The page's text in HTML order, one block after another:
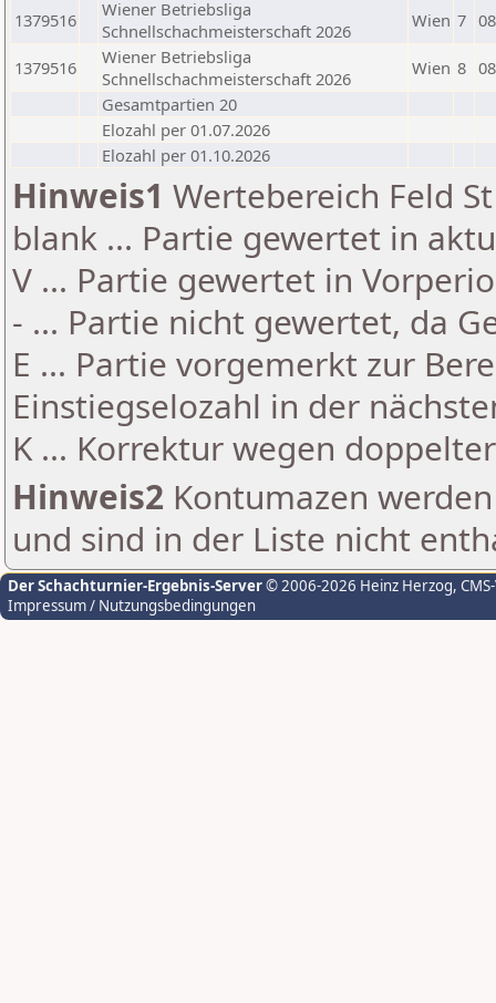
1379516
Wiener Betriebsliga
Schnellschachmeisterschaft 2026
Wien 7
1379516
Wiener Betriebsliga
Schnellschachmeisterschaft 2026
Wien 8
Gesamtpartien 20
Elozahl per 01.07.2026
Elozahl per 01.10.2026
Hinweis1 Wertebereich Feld
blank ... Partie gewertet in
V ... Partie gewertet in
- ... Partie nicht gewertet, da
E ... Partie vorgemerkt zur
Einstiegselozahl in der
K ... Korrektur wegen
Hinweis2 Kontumazen
und sind in der Liste nicht
Der Schachturnier-Ergebnis-Server© 2006-2026 Heinz Herzog,
Impressum / Nutzungsbedingungen